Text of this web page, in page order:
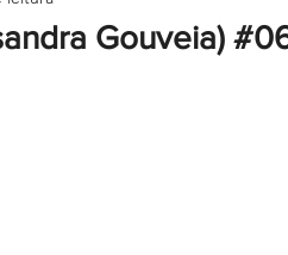
Gouveia)